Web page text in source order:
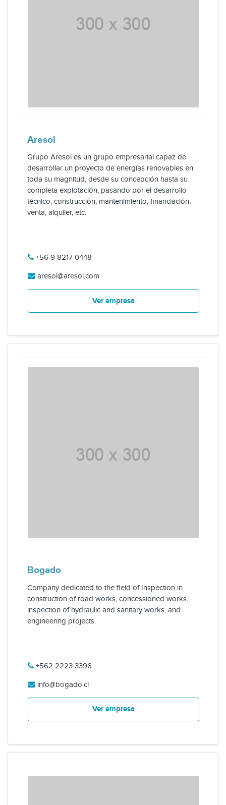
Aresol
Grupo Aresol es un grupo empresarial capaz de
desarrollar un proyecto de energías renovables en
toda su magnitud, desde su concepción hasta su
completa explotación, pasando por el desarrollo
técnico, construcción, mantenimiento, financiación,
venta, alquiler, etc.
+56 9 8217 0448
aresol@aresol.com
Ver empresa
Bogado
Company dedicated to the field of Inspection in
construction of road works, concessioned works,
inspection of hydraulic and sanitary works, and
engineering projects.
+562 2223 3396
info@bogado.cl
Ver empresa